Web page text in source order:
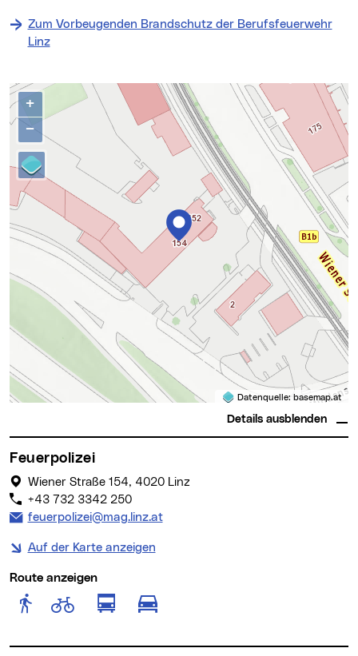
Zum Vorbeugenden Brandschutz der Berufsfeuerwehr
Linz
Kontakte
Karte überspringen
+
−
Datenquelle: basemap.at
Details ausblenden
Feuerpolizei
Wiener Straße 154, 4020 Linz
+43 732 3342 250
E-Mail Adresse:
feuerpolizei@mag.linz.at
Auf der Karte anzeigen
Route anzeigen
Route anzeigen für Fußgänger
Route anzeigen für
Route anzeigen für
Route anzeigen für